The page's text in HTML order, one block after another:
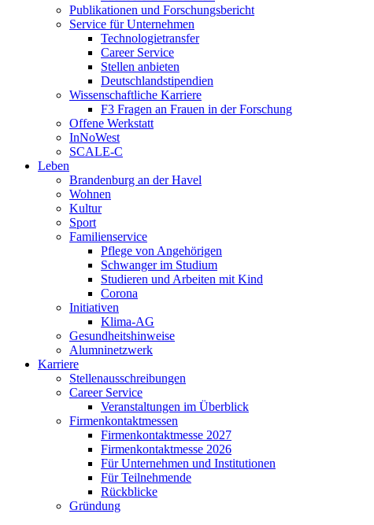
Publikationen und Forschungsbericht
Service für Unternehmen
Technologietransfer
Career Service
Stellen anbieten
Deutschlandstipendien
Wissenschaftliche Karriere
F3 Fragen an Frauen in der Forschung
Offene Werkstatt
InNoWest
SCALE-C
Leben
Brandenburg an der Havel
Wohnen
Kultur
Sport
Familienservice
Pflege von Angehörigen
Schwanger im Studium
Studieren und Arbeiten mit Kind
Corona
Initiativen
Klima-AG
Gesundheitshinweise
Alumninetzwerk
Karriere
Stellenausschreibungen
Career Service
Veranstaltungen im Überblick
Firmenkontaktmessen
Firmenkontaktmesse 2027
Firmenkontaktmesse 2026
Für Unternehmen und Institutionen
Für Teilnehmende
Rückblicke
Gründung